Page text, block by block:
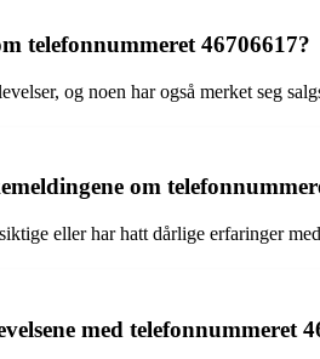
telefonnummeret 46706617?
og noen har også merket seg
om
eller har hatt dårlige erfaringer
med telefonnummeret